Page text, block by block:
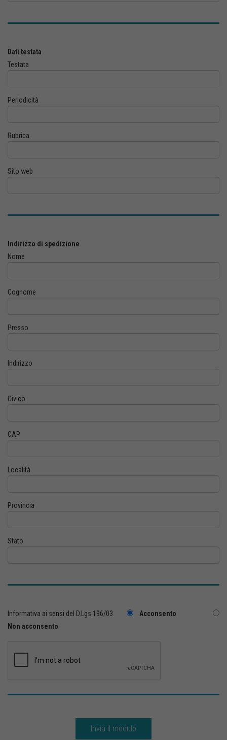
Dati testata
Testata
Periodicità
Rubrica
Sito web
Indirizzo di spedizione
Nome
Cognome
Presso
Indirizzo
Civico
CAP
Località
Provincia
Stato
Informativa ai sensi del D.Lgs.196/03
Acconsento
Non acconsento
Invia il modulo